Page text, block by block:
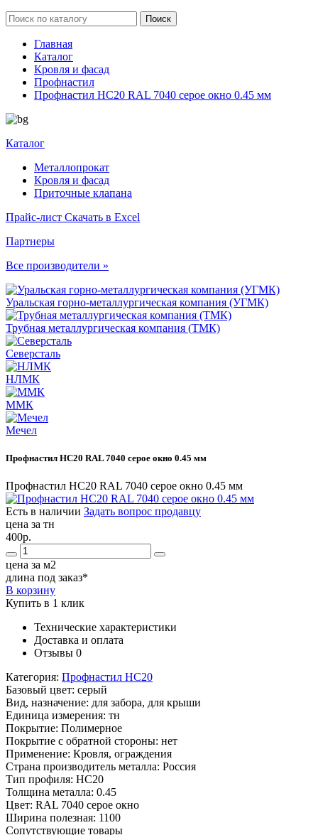
Главная
Каталог
Кровля и фасад
Профнастил
Профнастил НС20 RAL 7040 серое окно 0.45 мм
Каталог
Металлопрокат
Кровля и фасад
Приточные клапана
Прайс-лист Скачать в Excel
Партнеры
Все производители »
Уральская горно-металлургическая компания (УГМК)
Трубная металлургическая компания (ТМК)
Северсталь
НЛМК
ММК
Мечел
Профнастил НС20 RAL 7040 серое окно 0.45 мм
Профнастил НС20 RAL 7040 серое окно 0.45 мм
Есть в наличии Задать вопрос продавцу
цена за тн
400р.
цена за м2
длина под заказ*
В корзину
Купить в 1 клик
Технические характеристики
Доставка и оплата
Отзывы 0
Категория: Профнастил НС20
Базовый цвет: серый
Вид, назначение: для забора, для крыши
Единица измерения: тн
Покрытие: Полимерное
Покрытие с обратной стороны: нет
Применение: Кровля, ограждения
Страна производитель металла: Россия
Тип профиля: НС20
Толщина металла: 0.45
Цвет: RAL 7040 серое окно
Ширина полезная: 1100
Сопутствующие товары